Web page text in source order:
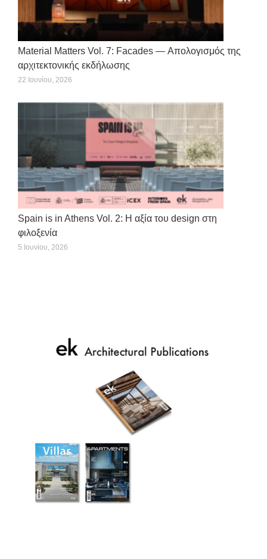
Material Matters Vol. 7: Facades — Απολογισμός της
αρχιτεκτονικής εκδήλωσης
22 Ιουνίου, 2026
Spain is in Athens Vol. 2: Η αξία του design στη
φιλοξενία
5 Ιουνίου, 2026